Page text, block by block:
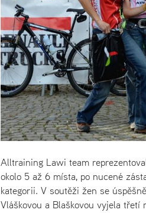
Alltraining Lawi team
okolo 5 až 6 místa, po nucené
kategorii. V soutěži žen se
Vláškovou a Blaškovou vyjela třetí